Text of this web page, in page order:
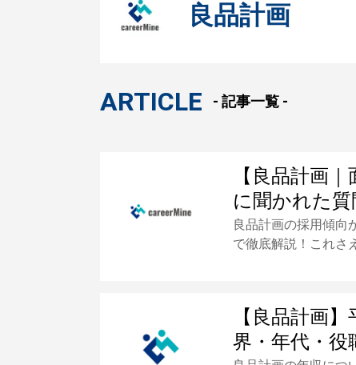
良品計画
ARTICLE - 記事一覧 -
【良品計画
に聞かれた質
良品計画の採用傾向
で徹底解説！これさ
【良品計画
界・年代・役